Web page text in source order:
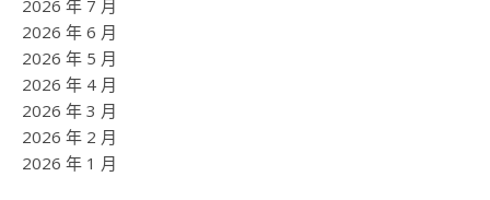
2026 年 7 月
2026 年 6 月
2026 年 5 月
2026 年 4 月
2026 年 3 月
2026 年 2 月
2026 年 1 月